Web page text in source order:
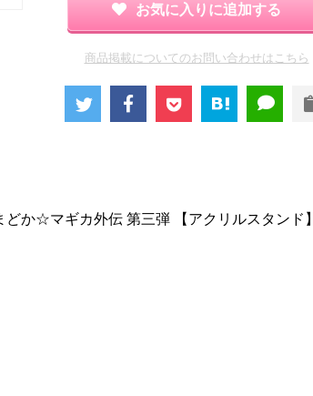
お気に入りに追加する
商品掲載についてのお問い合わせはこちら
どか☆マギカ外伝 第三弾 【アクリルスタンド】